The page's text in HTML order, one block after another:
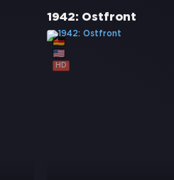
1942: Ostfront
HD